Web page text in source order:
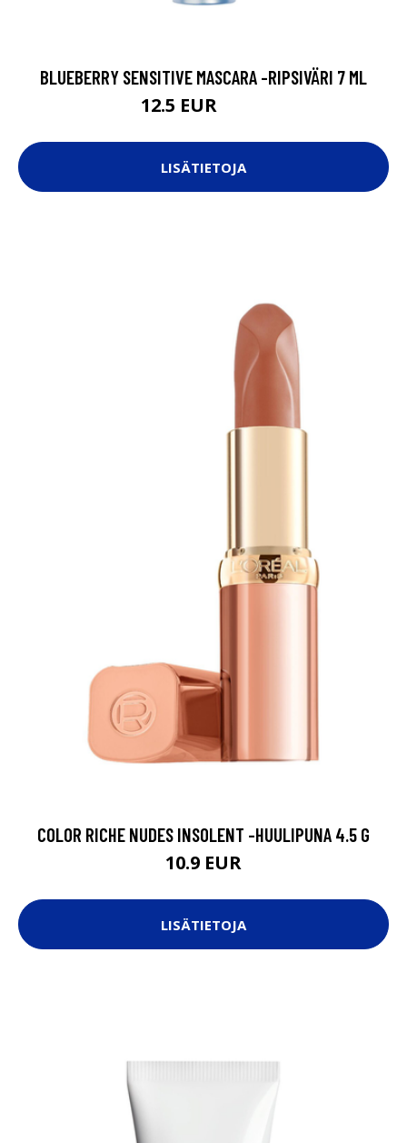
BLUEBERRY SENSITIVE MASCARA -RIPSIVÄRI 7 ML
12.5 EUR
LISÄTIETOJA
COLOR RICHE NUDES INSOLENT -HUULIPUNA 4.5 G
10.9 EUR
LISÄTIETOJA